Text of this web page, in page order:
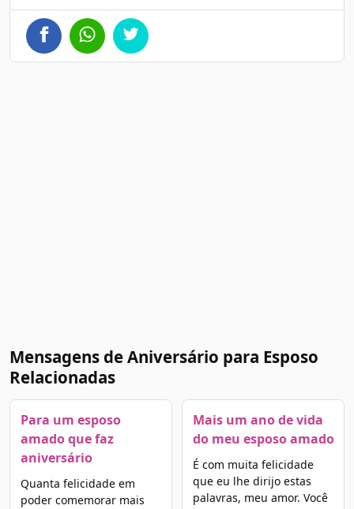
Mensagens de Aniversário para Esposo
Relacionadas
Para um esposo
amado que faz
aniversário
Quanta felicidade em
poder comemorar mais
Mais um ano de vida
do meu esposo amado
É com muita felicidade
que eu lhe dirijo estas
palavras, meu amor. Você